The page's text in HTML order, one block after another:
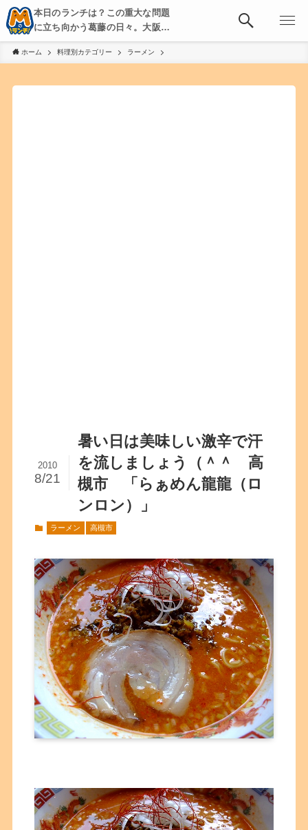
本日のランチは？この重大な問題
に立ち向かう葛藤の日々。大阪・
京都・神戸を中心とした食べ歩
き、飲み歩きを綴る。
ホーム 料理別カテゴリー ラーメン
暑い日は美味しい激辛で汗
を流しましょう（＾＾ 高
槻市 「らぁめん龍龍（ロ
ンロン）」
2010
8/21
ラーメン 高槻市